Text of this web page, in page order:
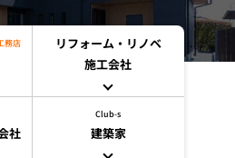
務店
リフォーム・リノベ
施工会社
社
Club-s
建築家